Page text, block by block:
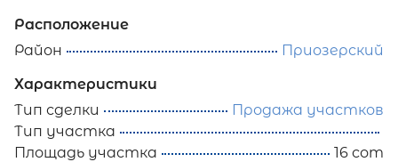
Расположение
Район
Приозерский
Характеристики
Тип сделки
Продажа участков
Тип участка
Площадь участка
16 сот